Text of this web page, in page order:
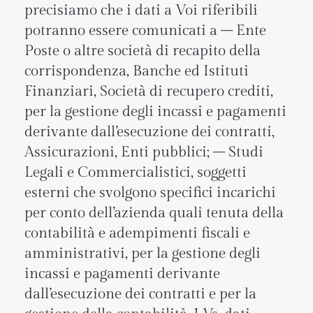
precisiamo che i dati a Voi riferibili
potranno essere comunicati a – Ente
Poste o altre società di recapito della
corrispondenza, Banche ed Istituti
Finanziari, Società di recupero crediti,
per la gestione degli incassi e pagamenti
derivante dall’esecuzione dei contratti,
Assicurazioni, Enti pubblici; – Studi
Legali e Commercialistici, soggetti
esterni che svolgono specifici incarichi
per conto dell’azienda quali tenuta della
contabilità e adempimenti fiscali e
amministrativi, per la gestione degli
incassi e pagamenti derivante
dall’esecuzione dei contratti e per la